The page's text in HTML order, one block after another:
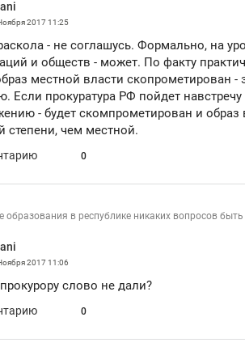
201711:25
- не соглашусь. Формально, на
и обществ - может. По факту
местной власти скопрометирован -
Если прокуратура РФ пойдет
- будет скомпрометирован и
степени, чем местной.
0
образования в республике никаких вопросов
201711:06
слово не дали?
0
аксакалов и
Рекомендуем
150 камер до квартиры и Face